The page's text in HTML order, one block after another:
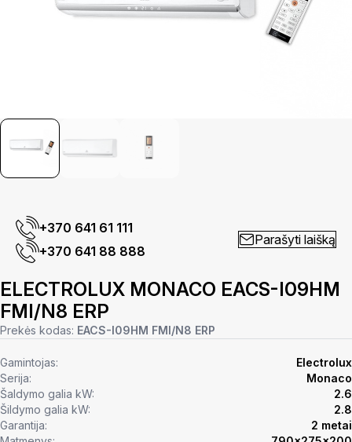
+370 641 61 111
+370 641 88 888
Parašyti laišką
ELECTROLUX MONACO EACS-I09HM
FMI/N8 ERP
Prekės kodas: EACS-I09HM FMI/N8 ERP
Gamintojas:
Electrolux
Serija:
Monaco
Šaldymo galia kW:
2.6
Šildymo galia kW:
2.8
Garantija:
2 metai